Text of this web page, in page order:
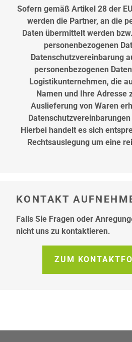
Sofern gemäß Artikel 28 der
werden die Partner, an die
Daten übermittelt werden
personenbezogenen
Datenschutzvereinbarung
personenbezogenen
Logistikunternehmen, die
Namen und Ihre Adresse
Auslieferung von Waren
Hierbei handelt es sich
Rechtsauslegung um eine
KONTAKT
Falls Sie Fragen oder
nicht uns zu kontaktieren.
ZUM